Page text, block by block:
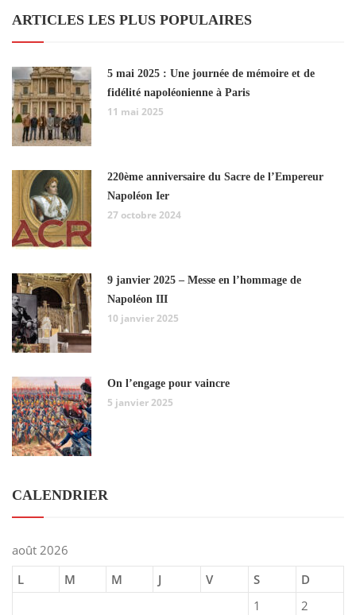
ARTICLES LES PLUS POPULAIRES
5 mai 2025 : Une journée de mémoire et de
fidélité napoléonienne à Paris
11 mai 2025
220ème anniversaire du Sacre de l’Empereur
Napoléon Ier
27 octobre 2024
9 janvier 2025 – Messe en l’hommage de
Napoléon III
10 janvier 2025
On l’engage pour vaincre
5 janvier 2025
CALENDRIER
août 2026
L
M M J V S
D
1
2